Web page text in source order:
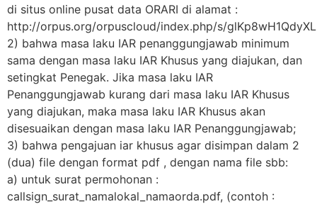
di situs online pusat data ORARI di alamat :
http://orpus.org/orpuscloud/index.php/s/
2) bahwa masa laku IAR penanggungjawab minimum
sama dengan masa laku IAR Khusus yang diajukan, dan
setingkat Penegak. Jika masa laku IAR
Penanggungjawab kurang dari masa laku IAR Khusus
yang diajukan, maka masa laku IAR Khusus akan
disesuaikan dengan masa laku IAR Penanggungjawab;
3) bahwa pengajuan iar khusus agar disimpan dalam 2
(dua) file dengan format pdf , dengan nama file sbb:
a) untuk surat permohonan :
callsign_surat_namalokal_namaorda.pdf, (contoh :